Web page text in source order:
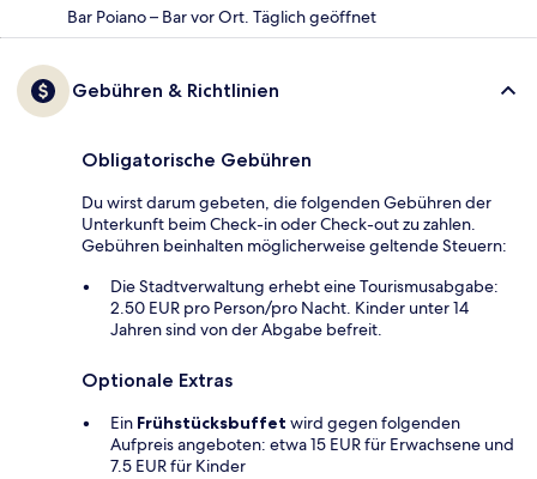
Bar Poiano – Bar vor Ort. Täglich geöffnet
Gebühren & Richtlinien
Obligatorische Gebühren
Du wirst darum gebeten, die folgenden Gebühren der
Unterkunft beim Check-in oder Check-out zu zahlen.
Gebühren beinhalten möglicherweise geltende Steuern:
Die Stadtverwaltung erhebt eine Tourismusabgabe:
2.50 EUR pro Person/pro Nacht. Kinder unter 14
Jahren sind von der Abgabe befreit.
Optionale Extras
Ein Frühstücksbuffet wird gegen folgenden
Aufpreis angeboten: etwa 15 EUR für Erwachsene und
7.5 EUR für Kinder